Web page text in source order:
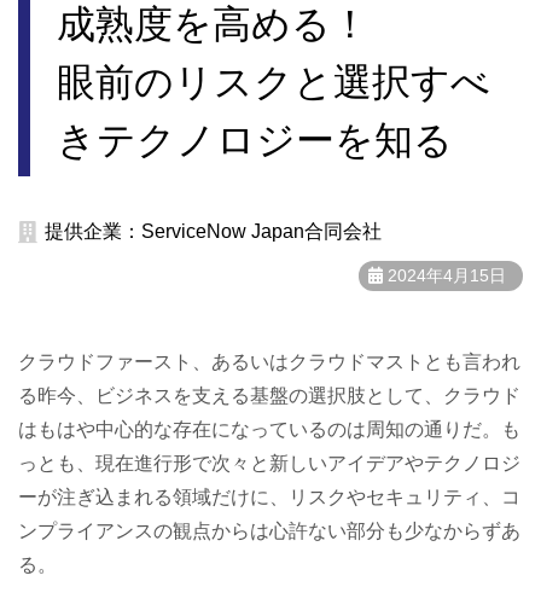
成熟度を高める！
眼前のリスクと選択すべ
きテクノロジーを知る
提供企業：ServiceNow Japan合同会社
2024年4月15日
クラウドファースト、あるいはクラウドマストとも言われ
る昨今、ビジネスを支える基盤の選択肢として、クラウド
はもはや中心的な存在になっているのは周知の通りだ。も
っとも、現在進行形で次々と新しいアイデアやテクノロジ
ーが注ぎ込まれる領域だけに、リスクやセキュリティ、コ
ンプライアンスの観点からは心許ない部分も少なからずあ
る。